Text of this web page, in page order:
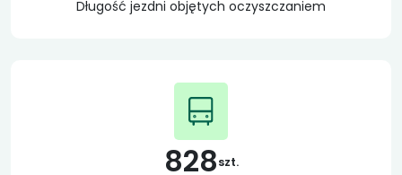
Długość jezdni objętych oczyszczaniem
828szt.